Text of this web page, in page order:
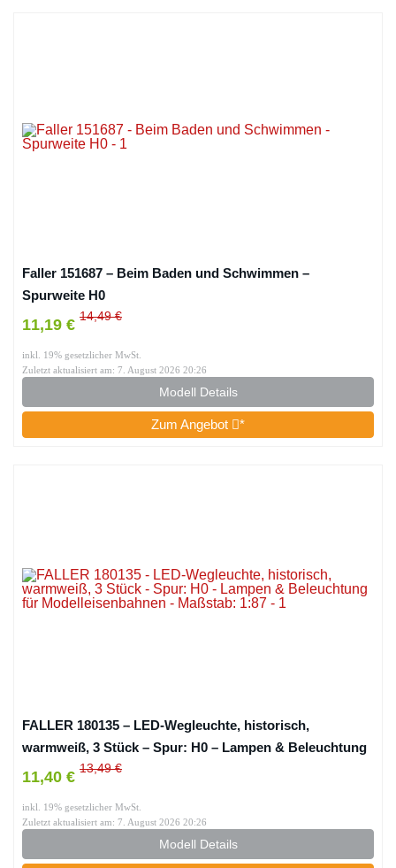
Faller 151687 – Beim Baden und Schwimmen –
Spurweite H0
11,19 € 14,49 €
inkl. 19% gesetzlicher MwSt.
Zuletzt aktualisiert am: 7. August 2026 20:26
Modell Details
Zum Angebot *
FALLER 180135 – LED-Wegleuchte, historisch,
warmweiß, 3 Stück – Spur: H0 – Lampen & Beleuchtung
für Modelleisenbahnen – Maßstab: 1:87
11,40 € 13,49 €
inkl. 19% gesetzlicher MwSt.
Zuletzt aktualisiert am: 7. August 2026 20:26
Modell Details